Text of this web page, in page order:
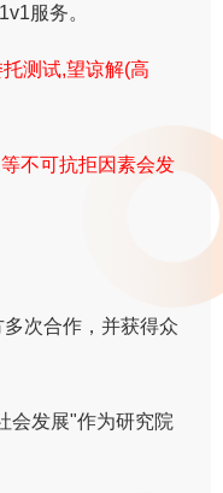
服务。
测试,望谅解(高
不可抗拒因素会发
次合作，并获得众
会发展"作为研究院